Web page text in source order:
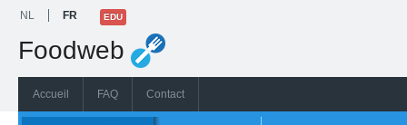
NL FR EDU
Foodweb
Accueil FAQ Contact